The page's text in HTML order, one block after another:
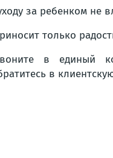
за ребенком не
только
в единый
в